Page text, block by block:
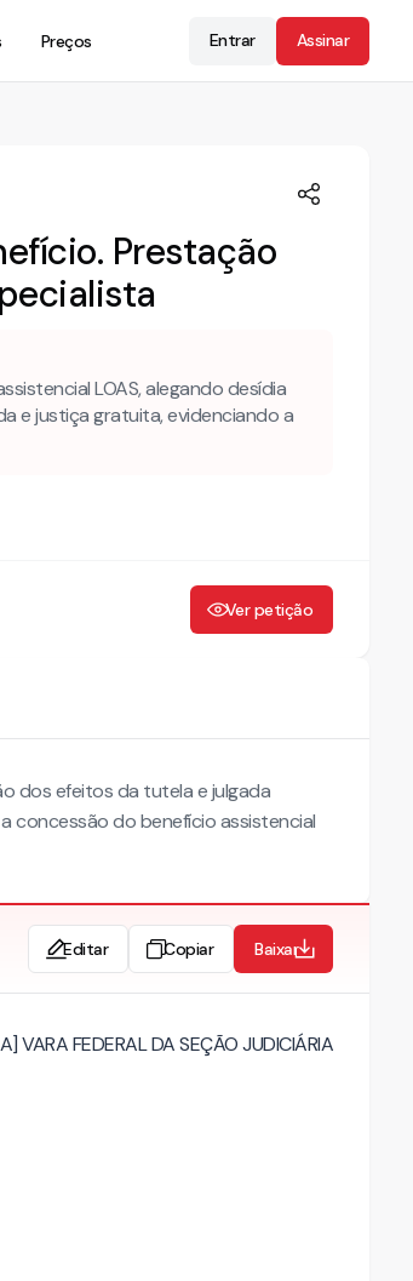
Preços Entrar Assinar
Prestação
LOAS, alegando desídia
e justiça gratuita, evidenciando a
Ver petição
dos efeitos da tutela e julgada
concessão do benefício assistencial
Editar Copiar Baixar
VARA FEDERAL DA SEÇÃO JUDICIÁRIA